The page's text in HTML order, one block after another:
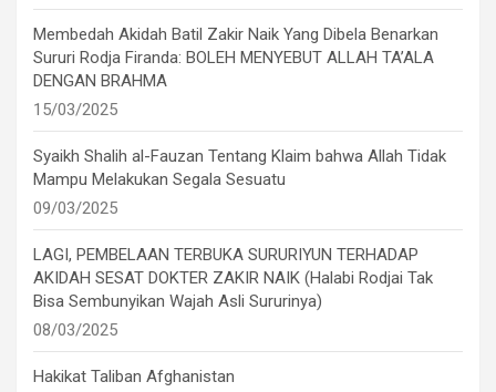
Membedah Akidah Batil Zakir Naik Yang Dibela Benarkan
Sururi Rodja Firanda: BOLEH MENYEBUT ALLAH TA’ALA
DENGAN BRAHMA
15/03/2025
Syaikh Shalih al-Fauzan Tentang Klaim bahwa Allah Tidak
Mampu Melakukan Segala Sesuatu
09/03/2025
LAGI, PEMBELAAN TERBUKA SURURIYUN TERHADAP
AKIDAH SESAT DOKTER ZAKIR NAIK (Halabi Rodjai Tak
Bisa Sembunyikan Wajah Asli Sururinya)
08/03/2025
Hakikat Taliban Afghanistan